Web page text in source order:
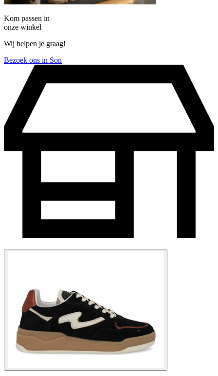
Kom passen in
onze winkel
Wij helpen je graag!
Bezoek ons in Son